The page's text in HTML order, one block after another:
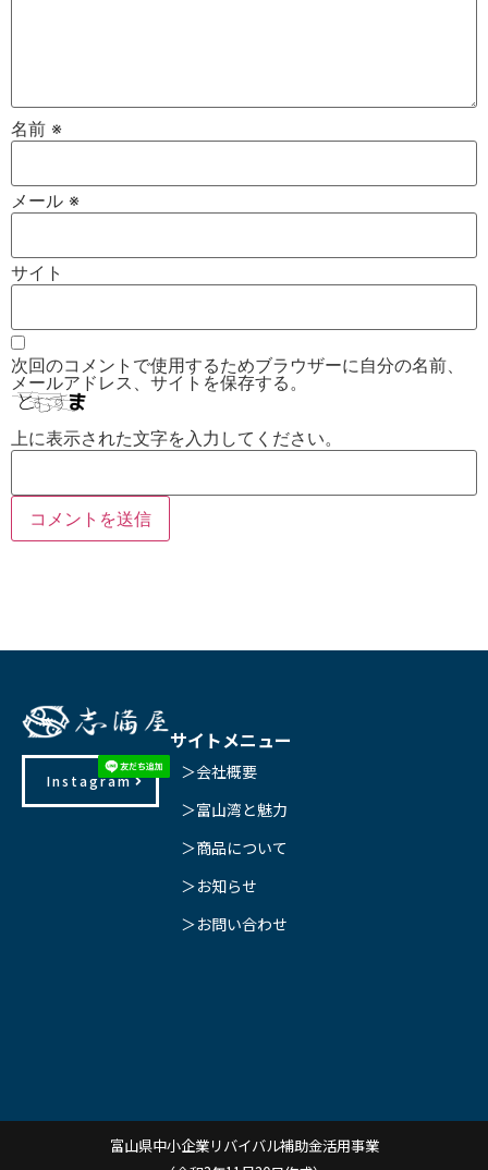
名前 ※
メール ※
サイト
次回のコメントで使用するためブラウザーに自分の名前、
メールアドレス、サイトを保存する。
上に表示された文字を入力してください。
Instagram
サイトメニュー
＞会社概要
＞富山湾と魅力
＞商品について
＞お知らせ
＞お問い合わせ
富山県中小企業リバイバル補助金活用事業